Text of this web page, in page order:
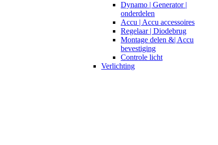
Dynamo | Generator |
onderdelen
Accu | Accu accessoires
Regelaar | Diodebrug
Montage delen &| Accu
bevestiging
Controle licht
Verlichting